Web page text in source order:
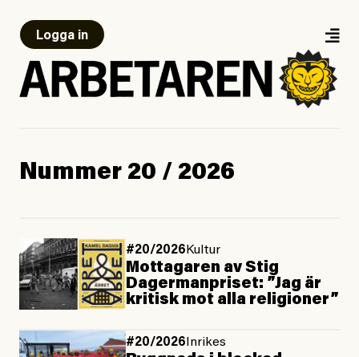
Logga in
Nummer 20 / 2026
#20/2026 Kultur
Mottagaren av Stig
Dagerman­priset: ”Jag är
kritisk mot alla religioner”
#20/2026 Inrikes